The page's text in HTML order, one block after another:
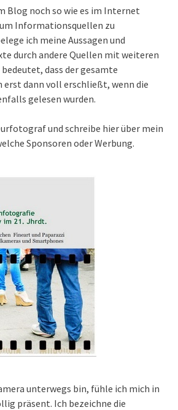
Blog noch so wie es im Internet
Informationsquellen zu
ich meine Aussagen und
durch andere Quellen mit weiteren
dass der gesamte
erst dann voll erschließt, wenn die
gelesen wurden.
und schreibe hier über mein
Sponsoren oder Werbung.
unterwegs bin, fühle ich mich in
präsent. Ich bezeichne die